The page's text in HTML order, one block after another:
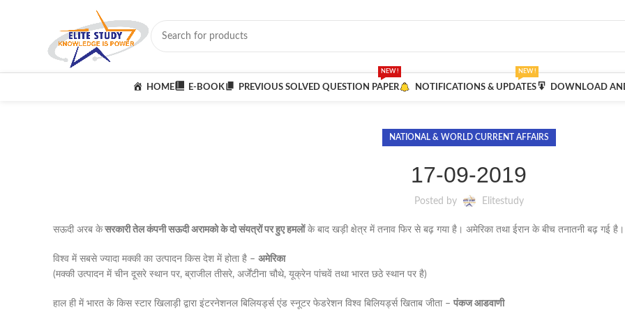
HOME E-BOOK PREVIOUS SOLVED QUESTION PAPER
NEW !
NOTIFICATIONS & UPDATES
NEW !
DOWNLOAD
NATIONAL & WORLD CURRENT AFFAIRS
17-09-2019
Posted by Elitestudy
सऊदी अरब केसरकारी तेल कंपनी सऊदी अरामको के दो संयत्रों पर हुए हमलोंके बाद खड़ी क्षेत्र में तनाव फिर से बढ़ गया है। अमेरिका तथा ईरान के बीच तनातनी बढ़ गई है।
विश्व में सबसे ज्यादा मक्की का उत्पादन किस देश में होता है – अमेरिका
(मक्की उत्पादन में चीन दूसरे स्थान पर, ब्राजील तीसरे, अर्जेंटीना चौथे, यूक्रेन पांचवें तथा भारत छठे स्थान पर है)
हाल ही में भारत के किस स्टार खिलाड़ी द्वारा इंटरनेशनल बिलियर्ड्स एंड स्नूटर फेडरेशन विश्व बिलियर्ड्स खिताब जीता – पंकज आडवाणी